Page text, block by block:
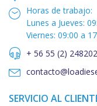
Horas de trabajo:
Lunes a Jueves:
Viernes: 09:00 a
+ 56 55 (2) 248202
SERVICIO AL